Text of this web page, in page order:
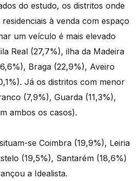
do estudo, os distritos onde
à venda com espaço
um veículo é mais elevado
Real (27,7%), ilha da Madeira
Braga (22,9%), Aveiro
Já os distritos com menor
(7,9%), Guarda (11,3%),
ambos os casos).
se Coimbra (19,9%), Leiria
(19,5%), Santarém (18,6%)
a Idealista.